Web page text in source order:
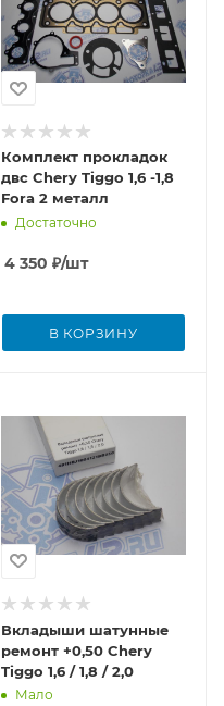
Комплект прокладок
двс Chery Tiggo 1,6 -1,8
Fora 2 металл
Достаточно
4 350 ₽/шт
В КОРЗИНУ
Вкладыши шатунные
ремонт +0,50 Chery
Tiggo 1,6 / 1,8 / 2,0
Мало